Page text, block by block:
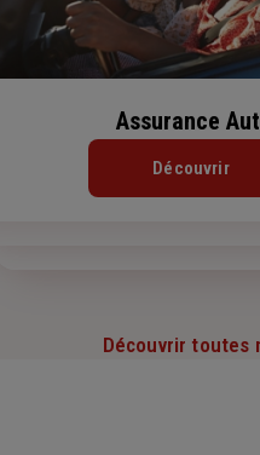
Assurance de
Assurance
Découvrir
Assurance
Découvrir
Découvrir toutes